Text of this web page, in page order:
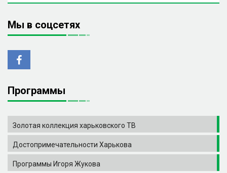
Мы в соцсетях
Программы
Золотая коллекция харьковского ТВ
Достопримечательности Харькова
Программы Игоря Жукова